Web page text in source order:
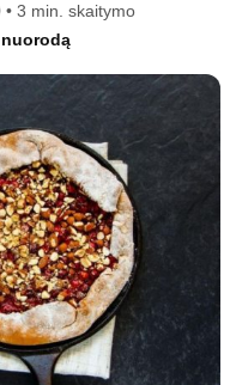
taisymo politika
sąlygos
politika
politika
politika
• 3 min. skaitymo